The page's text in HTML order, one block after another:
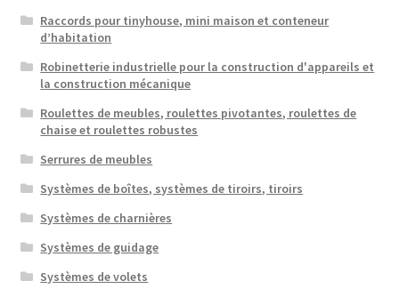
Raccords pour tinyhouse, mini maison et conteneur
d’habitation
Robinetterie industrielle pour la construction d'appareils et
la construction mécanique
Roulettes de meubles, roulettes pivotantes, roulettes de
chaise et roulettes robustes
Serrures de meubles
Systèmes de boîtes, systèmes de tiroirs, tiroirs
Systèmes de charnières
Systèmes de guidage
Systèmes de volets